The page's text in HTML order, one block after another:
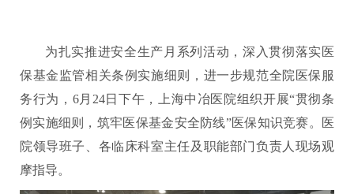
为扎实推进安全生产月系列活动，深入贯彻落实医
保基金监管相关条例实施细则，进一步规范全院医保服
务行为，6月24日下午，上海中冶医院组织开展“贯彻条
例实施细则，筑牢医保基金安全防线”医保知识竞赛。医
院领导班子、各临床科室主任及职能部门负责人现场观
摩指导。